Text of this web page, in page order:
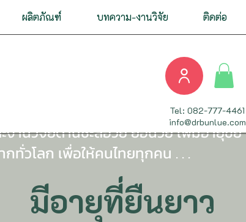
ผลิตภัณฑ์ บทความ-งานวิจัย ติดต่อ
Tel: 082-777-4461
info@drbunlue.com
บ วิธีปฏิบัติ บทความที่อ้างอิงงาน
งานวิจัยด้านชะลอวัย ย้อนวัย เพิ่มอายุขัย
ทั่วโลก เพื่อให้คนไทยทุกคน . . .
มีอายุที่ยืนยาว